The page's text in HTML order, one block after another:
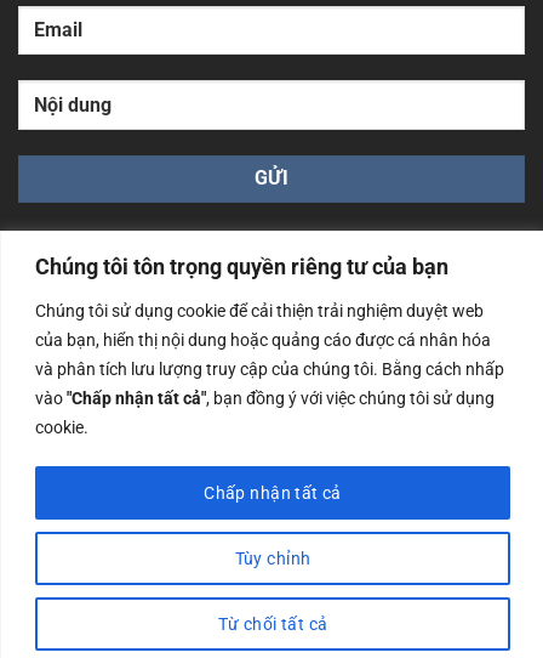
Chúng tôi tôn trọng quyền riêng tư của bạn
Chúng tôi sử dụng cookie để cải thiện trải nghiệm duyệt web
của bạn, hiển thị nội dung hoặc quảng cáo được cá nhân hóa
và phân tích lưu lượng truy cập của chúng tôi. Bằng cách nhấp
vào"Chấp nhận tất cả", bạn đồng ý với việc chúng tôi sử dụng
cookie.
Tùy chỉnh
Từ chối tất cả
Chấp nhận tất cả
Công ty TNHH Nam Bình Xương - Số ĐKKD: 0108783483
cấp ngày 14/06/2019 bởi Sở Kế Hoạch và Đầu Tư Tp. Hà
Nội
Copyrights @2023 Nam Binh Xuong. All Rights Reserved